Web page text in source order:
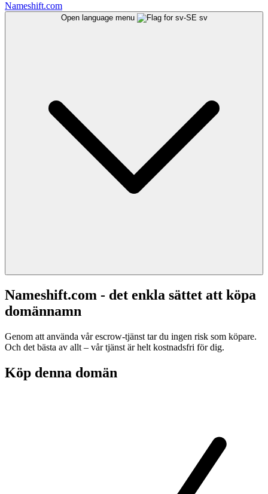
Nameshift.com
Open language menu sv
Nameshift.com - det enkla sättet att köpa
domännamn
Genom att använda vår escrow-tjänst tar du ingen risk som köpare.
Och det bästa av allt – vår tjänst är helt kostnadsfri för dig.
Köp denna domän